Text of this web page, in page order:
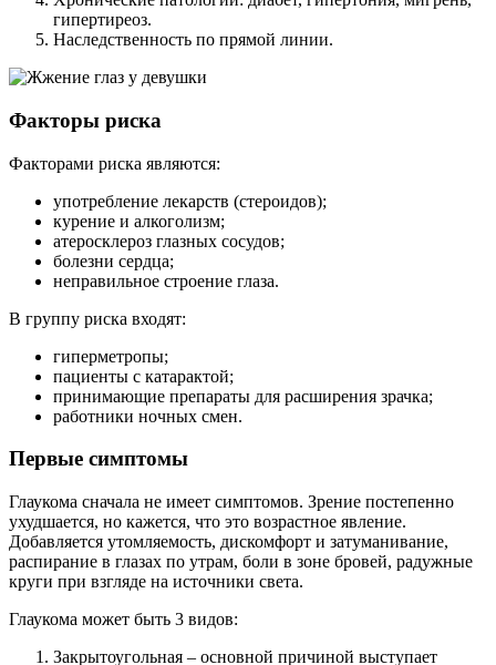
гипертиреоз.
Наследственность по прямой линии.
Факторы риска
Факторами риска являются:
употребление лекарств (стероидов);
курение и алкоголизм;
атеросклероз глазных сосудов;
болезни сердца;
неправильное строение глаза.
В группу риска входят:
гиперметропы;
пациенты с катарактой;
принимающие препараты для расширения зрачка;
работники ночных смен.
Первые симптомы
Глаукома сначала не имеет симптомов. Зрение постепенно
ухудшается, но кажется, что это возрастное явление.
Добавляется утомляемость, дискомфорт и затуманивание,
распирание в глазах по утрам, боли в зоне бровей, радужные
круги при взгляде на источники света.
Глаукома может быть 3 видов:
Закрытоугольная – основной причиной выступает